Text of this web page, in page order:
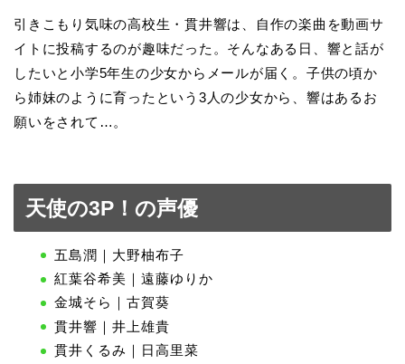
引きこもり気味の高校生・貫井響は、自作の楽曲を動画サ
イトに投稿するのが趣味だった。そんなある日、響と話が
したいと小学5年生の少女からメールが届く。子供の頃か
ら姉妹のように育ったという3人の少女から、響はあるお
願いをされて…。
天使の3P！の声優
五島潤｜大野柚布子
紅葉谷希美｜遠藤ゆりか
金城そら｜古賀葵
貫井響｜井上雄貴
貫井くるみ｜日高里菜